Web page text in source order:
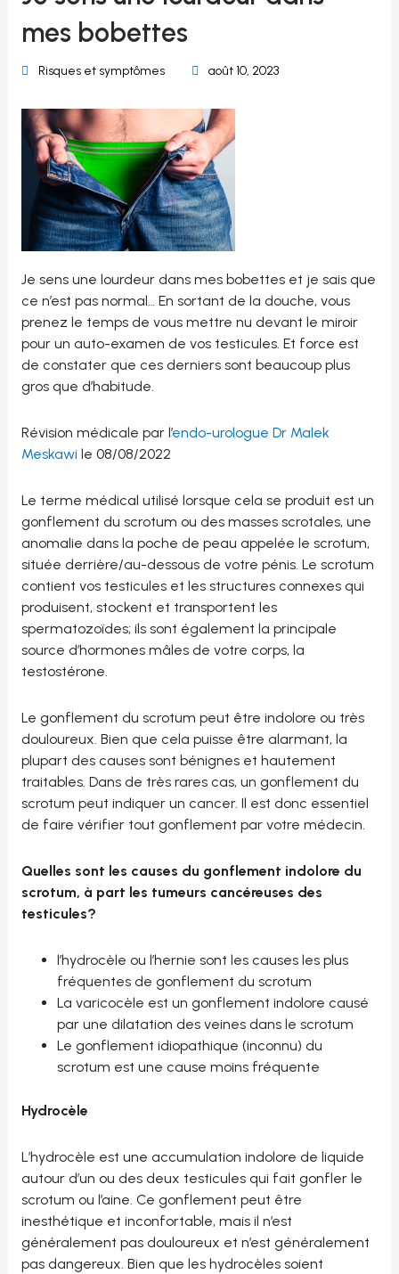
mes bobettes
Risques et symptômes août 10, 2023
Je sens une lourdeur dans mes bobettes et je sais que
ce n’est pas normal… En sortant de la douche, vous
prenez le temps de vous mettre nu devant le miroir
pour un auto-examen de vos testicules. Et force est
de constater que ces derniers sont beaucoup plus
gros que d’habitude.
Révision médicale par l’endo-urologue Dr Malek
Meskawi le 08/08/2022
Le terme médical utilisé lorsque cela se produit est un
gonflement du scrotum ou des masses scrotales, une
anomalie dans la poche de peau appelée le scrotum,
située derrière/au-dessous de votre pénis. Le scrotum
contient vos testicules et les structures connexes qui
produisent, stockent et transportent les
spermatozoïdes; ils sont également la principale
source d’hormones mâles de votre corps, la
testostérone.
Le gonflement du scrotum peut être indolore ou très
douloureux. Bien que cela puisse être alarmant, la
plupart des causes sont bénignes et hautement
traitables. Dans de très rares cas, un gonflement du
scrotum peut indiquer un cancer. Il est donc essentiel
de faire vérifier tout gonflement par votre médecin.
Quelles sont les causes du gonflement indolore du
scrotum, à part les tumeurs cancéreuses des
testicules?
l’hydrocèle ou l’hernie sont les causes les plus
fréquentes de gonflement du scrotum
La varicocèle est un gonflement indolore causé
par une dilatation des veines dans le scrotum
Le gonflement idiopathique (inconnu) du
scrotum est une cause moins fréquente
Hydrocèle
L’hydrocèle est une accumulation indolore de liquide
autour d’un ou des deux testicules qui fait gonfler le
scrotum ou l’aine. Ce gonflement peut être
inesthétique et inconfortable, mais il n’est
généralement pas douloureux et n’est généralement
pas dangereux. Bien que les hydrocèles soient